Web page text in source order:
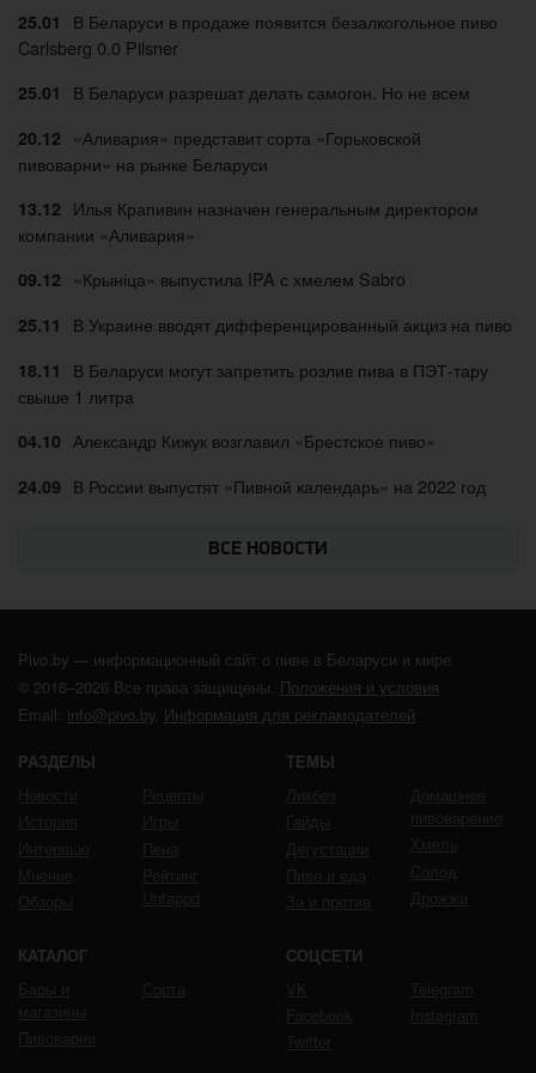
25.01
В Беларуси в продаже появится безалкогольное пиво
Carlsberg 0.0 Pilsner
25.01 В Беларуси разрешат делать самогон. Но не всем
20.12
«Аливария» представит сорта «Горьковской
пивоварни» на рынке Беларуси
13.12 Илья Крапивин назначен генеральным директором
компании «Аливария»
09.12 «Крыніца» выпустила IPA с хмелем Sabro
25.11 В Украине вводят дифференцированный акциз на пиво
18.11
В Беларуси могут запретить розлив пива в ПЭТ-тару
свыше 1 литра
04.10 Александр Кижук возглавил «Брестское пиво»
24.09 В России выпустят «Пивной календарь» на 2022 год
ВСЕ НОВОСТИ
Pivo.by — информационный сайт о пиве в Беларуси и мире
© 2016–2026 Все права защищены. Положения и условия
Email: info@pivo.by. Информация для рекламодателей
РАЗДЕЛЫ ТЕМЫ
КАТАЛОГ СОЦСЕТИ